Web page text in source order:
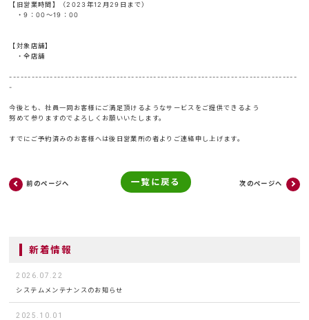
【旧営業時間】（2023年12月29日まで）
・9：00～19：00
【対象店舗】
・全店舗
------------------------------------------------------------------------------
-
今後とも、社員一同お客様にご満足頂けるようなサービスをご提供できるよう
努めて参りますのでよろしくお願いいたします。
すでにご予約済みのお客様へは後日営業所の者よりご連絡申し上げます。
前のページへ 一覧に戻る 次のページへ
新着情報
2026.07.22
システムメンテナンスのお知らせ
2025.10.01